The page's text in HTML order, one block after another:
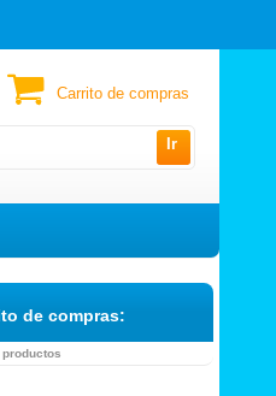
Ir
Carrito de compras
de compras:
productos